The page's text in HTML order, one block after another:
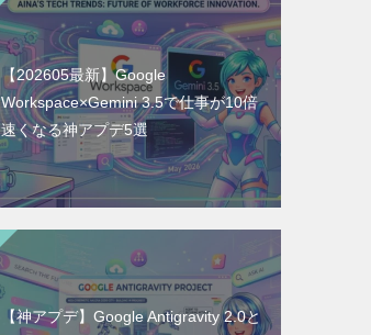
【202605最新】Google
Workspace×Gemini 3.5で仕事が10倍
速くなる神アプデ5選
【神アプデ】Google Antigravity 2.0と